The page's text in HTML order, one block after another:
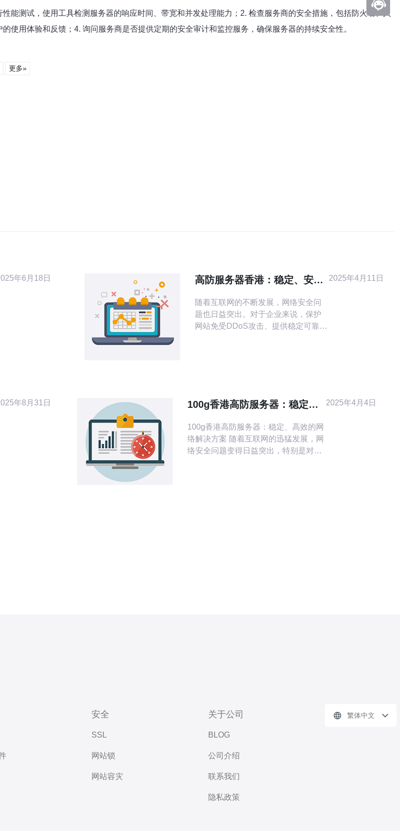
能测试，使用工具检测服务器的响应时间、带宽和并发处理能力；2. 检查服务商的安全措施，包括防火墙、入
使用体验和反馈；4. 询问服务商是否提供定期的安全审计和监控服务，确保服务器的持续安全性。
更多»
年6月18日
高防服务器香港：稳定、安
随着互联网的不断发展，网络安全问
题也日益突出。对于企业来说，保护
网站免受DDoS攻击、提供稳定可靠的
是一种专门为抵御DDoS攻击而设计的
服务器。它通过多层防护机制，包括
流量清洗、黑
2025年4月11日
年8月31日
100g香港高防服务器：稳定、
100g香港高防服务器：稳定、高效的网
络解决方案 随着互联网的迅猛发展，网
络安全问题变得日益突出，特别是对于
2025年4月4日
安全
SSL
网站锁
网站容灾
关于公司
BLOG
公司介绍
联系我们
隐私政策
繁体中文